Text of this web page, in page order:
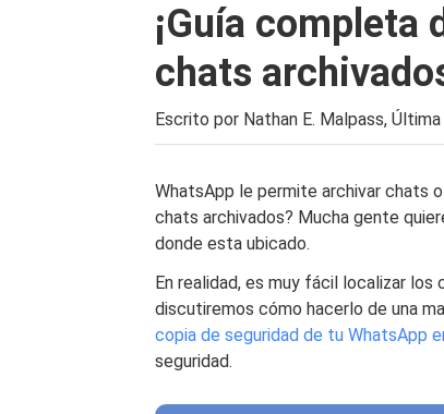
¡Guía completa
chats
Escrito por Nathan E. Malpass,
WhatsApp le permite archivar chats
chats archivados? Mucha gente
donde esta ubicado.
En realidad, es muy fácil localizar
discutiremos cómo hacerlo de una
copia de seguridad de tu WhatsApp
seguridad.